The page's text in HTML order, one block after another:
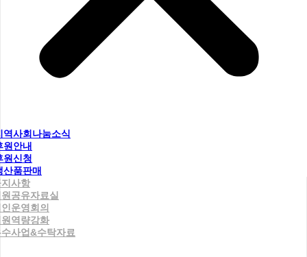
역사회나눔소식
원안내
원신청
산품판매
사항
공유자료실
운영회의
역량강화
사업&수탁자료